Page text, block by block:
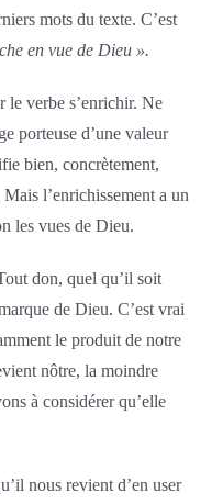
mots du texte. C’est
en vue de Dieu ».
le verbe s’enrichir. Ne
porteuse d’une valeur
bien, concrètement,
l’enrichissement a un
les vues de Dieu.
don, quel qu’il soit
de Dieu. C’est vrai
le produit de notre
nôtre, la moindre
à considérer qu’elle
nous revient d’en user